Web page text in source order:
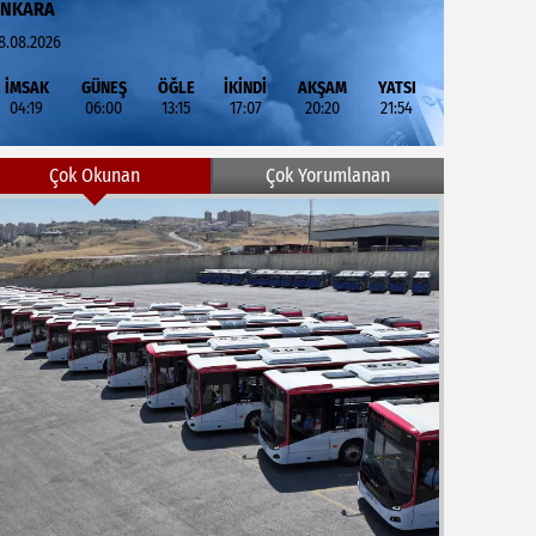
İMSAK
04:19
GÜNEŞ
06:00
ÖĞLE
13:15
İKİNDİ
17:07
AKŞAM
20:20
YATSI
21:54
Çok Okunan Çok Yorumlanan